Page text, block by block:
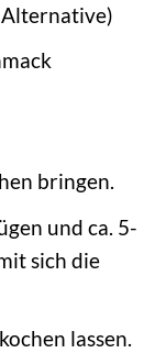
bringen.
und ca. 5-
sich die
lassen.